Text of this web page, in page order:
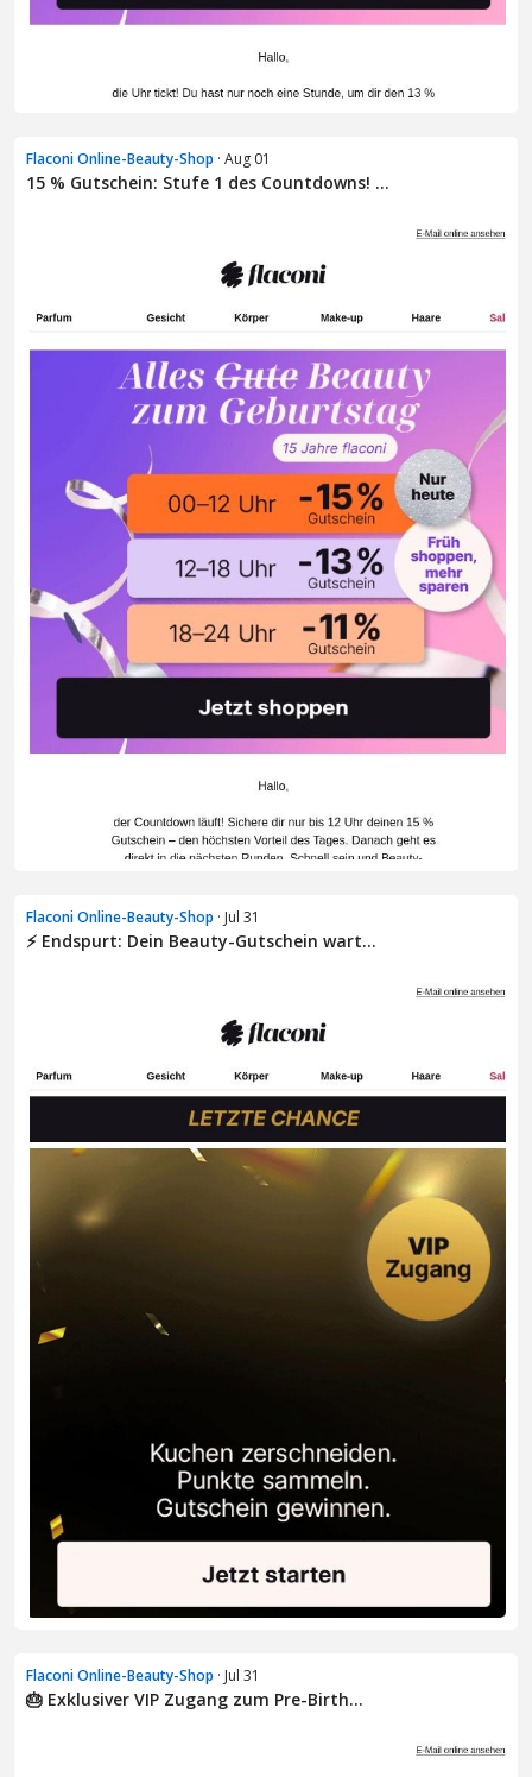
Flaconi Online-Beauty-Shop · Aug 01
15 % Gutschein: Stufe 1 des Countdowns! ...
Flaconi Online-Beauty-Shop · Jul 31
⚡ Endspurt: Dein Beauty-Gutschein wart...
Flaconi Online-Beauty-Shop · Jul 31
🎂 Exklusiver VIP Zugang zum Pre-Birth...